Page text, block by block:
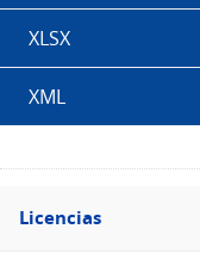
XLSX
XML
Filtro
Licencias
Licencias